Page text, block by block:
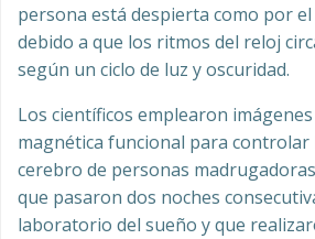
persona está despierta como por
debido a que los ritmos del reloj
según un ciclo de luz y oscuridad.
Los científicos emplearon
magnética funcional para controlar
cerebro de personas
que pasaron dos noches
laboratorio del sueño y que